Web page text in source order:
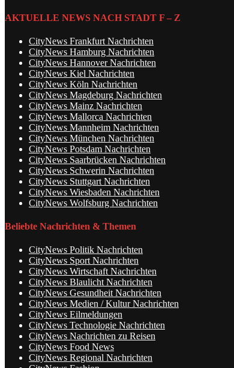
AKTUELLE NEWS NACH STADT F – Z
CityNews Frankfurt Nachrichten
CityNews Hamburg Nachrichten
CityNews Hannover Nachrichten
CityNews Kiel Nachrichten
CityNews Köln Nachrichten
CityNews Magdeburg Nachrichten
CityNews Mainz Nachrichten
CityNews Mallorca Nachrichten
CityNews Mannheim Nachrichten
CityNews München Nachrichten
CityNews Potsdam Nachrichten
CityNews Saarbrücken Nachrichten
CityNews Schwerin Nachrichten
CityNews Stuttgart Nachrichten
CityNews Wiesbaden Nachrichten
CityNews Wolfsburg Nachrichten
Beliebte Nachrichten & Themen
CityNews Politik Nachrichten
CityNews Sport Nachrichten
CityNews Wirtschaft Nachrichten
CityNews Blaulicht Nachrichten
CityNews Gesundheit Nachrichten
CityNews Medien / Kultur Nachrichten
CityNews Eilmeldungen
CityNews Technologie Nachrichten
CityNews Nachrichten zu Reisen
CityNews Food News
CityNews Regional Nachrichten